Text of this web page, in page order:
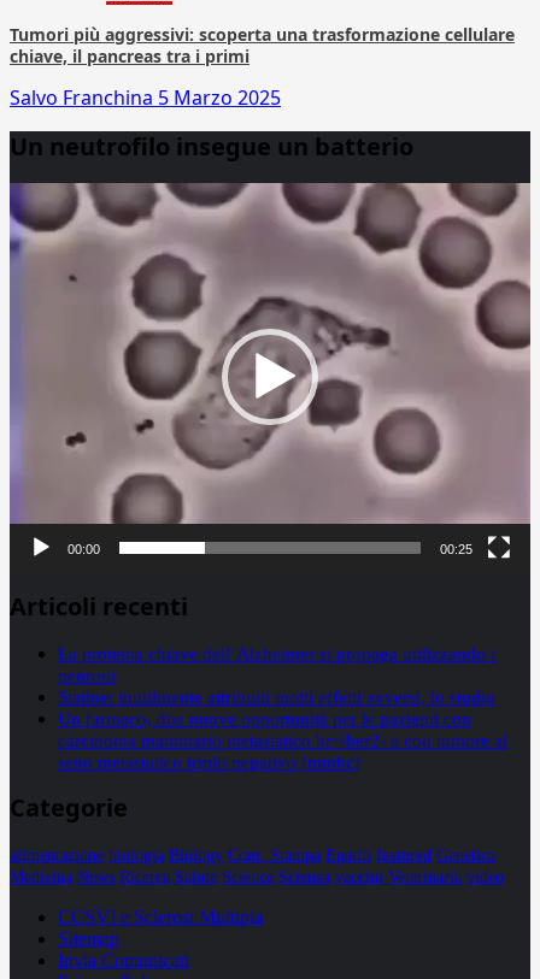
Tumori più aggressivi: scoperta una trasformazione cellulare
chiave, il pancreas tra i primi
Salvo Franchina 5 Marzo 2025
Un neutrofilo insegue un batterio
Player
00:00 00:25
Articoli recenti
La proteina chiave dell’Alzheimer si propaga utilizzando i
neuroni
Statine: inutilmente attribuiti molti effetti avversi, lo studio
Un farmaco, due nuove opportunità per le pazienti con
carcinoma mammario metastatico hr+/her2- e con tumore al
seno metastatico triplo negativo (mtnbc)
Categorie
alimentazione biologia Biology Com. Stampa Epatiti featured Genetica
Medicina News Ricerca Salute Science Scienza vaccini Veterinaria video
CCSVI e Sclerosi Multipla
Sitemap
Invia Comunicati